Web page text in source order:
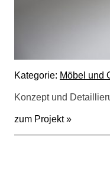
Kategorie: Möbel und
Konzept und
zum Projekt »